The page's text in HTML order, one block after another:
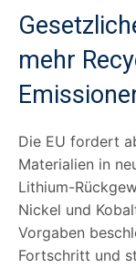
mehr
Die EU fordert
Materialien in
Lithium-
Nickel und
Vorgaben
Fortschritt und